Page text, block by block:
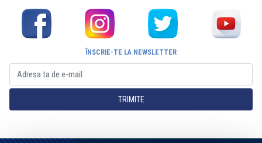
ÎNSCRIE-TE LA NEWSLETTER
TRIMITE